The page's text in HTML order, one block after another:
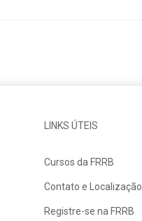
LINKS ÚTEIS
Cursos da FRRB
Contato e Localização
Registre-se na FRRB